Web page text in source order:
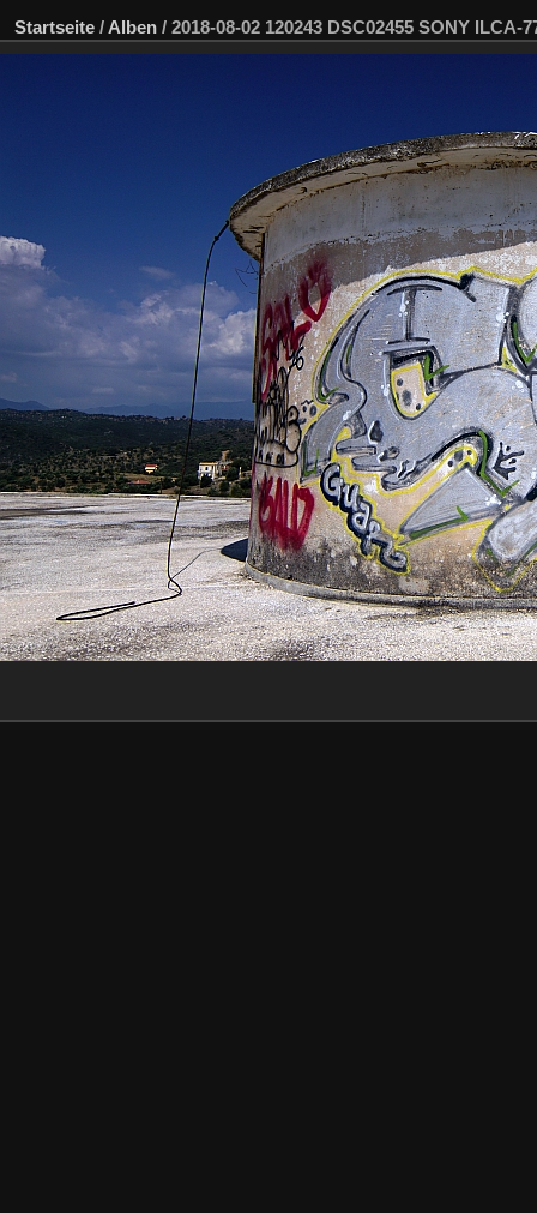
Startseite / Alben / 2018-08-02 120243 DSC02455 SONY ILCA-